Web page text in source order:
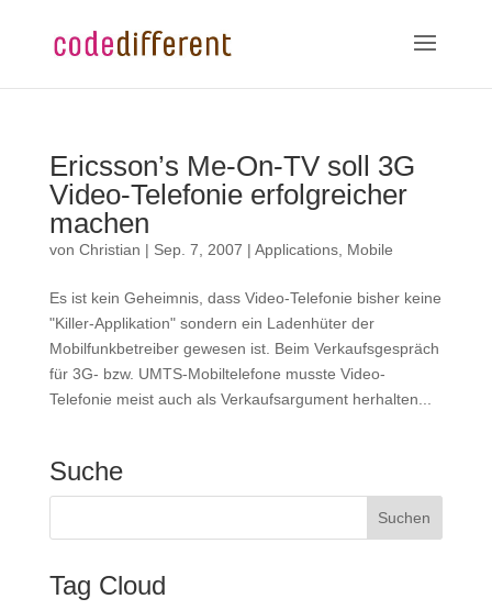
Ericsson’s Me-On-TV soll 3G
Video-Telefonie erfolgreicher
machen
von Christian | Sep. 7, 2007 | Applications, Mobile
Es ist kein Geheimnis, dass Video-Telefonie bisher keine
"Killer-Applikation" sondern ein Ladenhüter der
Mobilfunkbetreiber gewesen ist. Beim Verkaufsgespräch
für 3G- bzw. UMTS-Mobiltelefone musste Video-
Telefonie meist auch als Verkaufsargument herhalten...
Suche
Tag Cloud